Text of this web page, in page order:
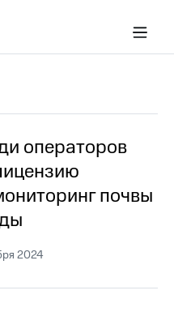
операторов
почвы
2024